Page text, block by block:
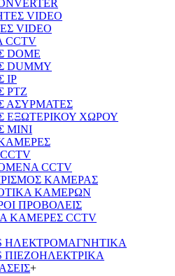
VIDEO
VIDEO
CCTV
DOME
DUMMY
IP
PTZ
ΑΣΥΡΜΑΤΕΣ
ΕΞΩΤΕΡΙΚΟΥ ΧΩΡΟΥ
ΜΙΝΙ
CCTV
ΚΑΜΕΡΑΣ
ΚΑΜΕΡΩΝ
ΠΡΟΒΟΛΕΙΣ
ΚΑΜΕΡΕΣ CCTV
ΗΛΕΚΤΡΟΜΑΓΝΗΤΙΚΑ
ΠΙΕΖΟΗΛΕΚΤΡΙΚΑ
+